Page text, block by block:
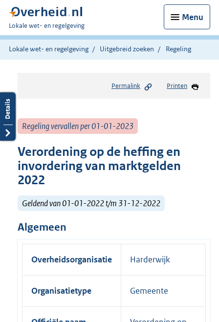
Menu
U
bent
hier:
Lokale wet- en regelgeving
Lokale wet- en regelgeving Uitgebreid zoeken Regeling
Permalink Printen
Regeling vervallen per 01-01-2023
Verordening op de heffing en
invordering van marktgelden
2022
Geldend van 01-01-2022 t/m 31-12-2022
Algemeen
Overheidsorganisatie Harderwijk
Organisatietype Gemeente